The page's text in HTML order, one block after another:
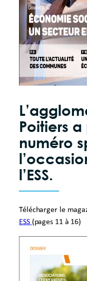
Poitiers
numéro
l’ESS.
Télécharger le
ESS (pages 11 à 16)